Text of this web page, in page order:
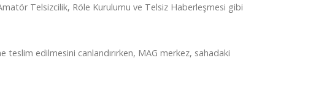
Telsizcilik, Röle Kurulumu ve Telsiz Haberleşmesi gibi
teslim edilmesini canlandırırken, MAG merkez, sahadaki